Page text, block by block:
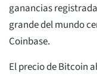
ganancias
grande del mundo
Coinbase.
El precio de Bitcoin